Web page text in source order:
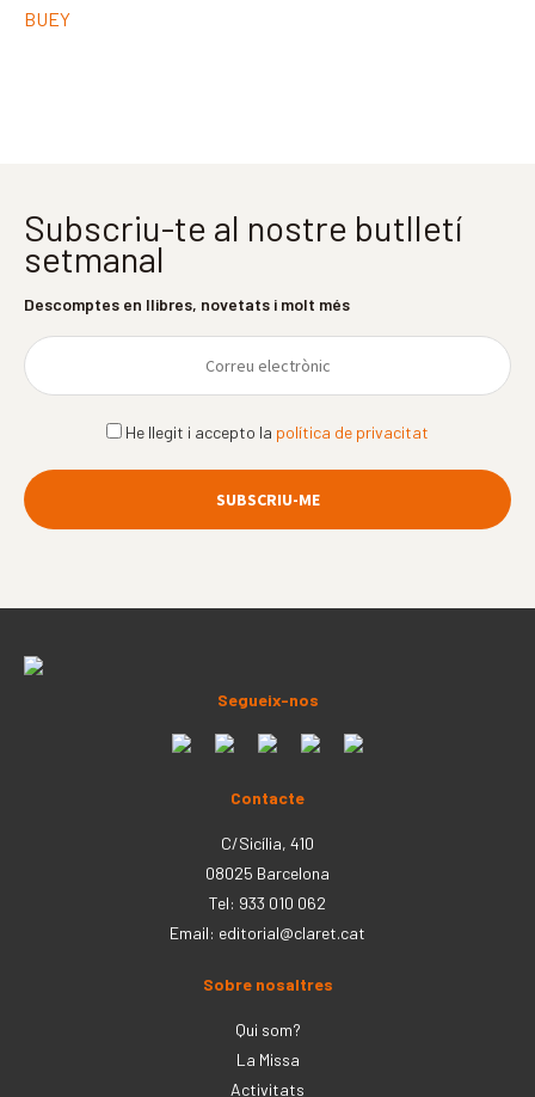
d'entrades
anterior:
BUEY
Subscriu-te al nostre butlletí
setmanal
Descomptes en llibres, novetats i molt més
He llegit i accepto la política de privacitat
Segueix-nos
Contacte
C/Sicília, 410
08025 Barcelona
Tel: 933 010 062
Email: editorial@claret.cat
Sobre nosaltres
Qui som?
La Missa
Activitats